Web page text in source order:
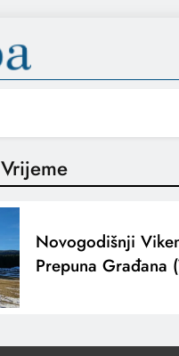
Novogodišnji
Prepuna Građana